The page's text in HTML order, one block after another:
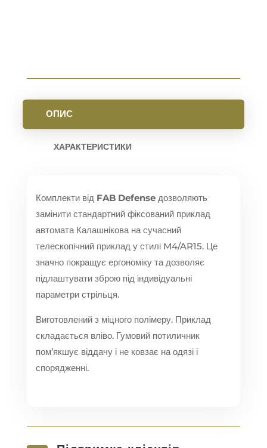
ОПИС
ХАРАКТЕРИСТИКИ
Комплекти від FAB Defenseдозволяють
замінити стандартний фіксований приклад
автомата Калашнікова на сучасний
телескопічний приклад у стилі M4/AR15. Це
значно покращує ергономіку та дозволяє
підлаштувати зброю під індивідуальні
параметри стрільця.
Виготовлений з міцного полімеру. Приклад
складається вліво. Гумовий потиличник
пом’якшує віддачу і не ковзає на одязі і
спорядженні.